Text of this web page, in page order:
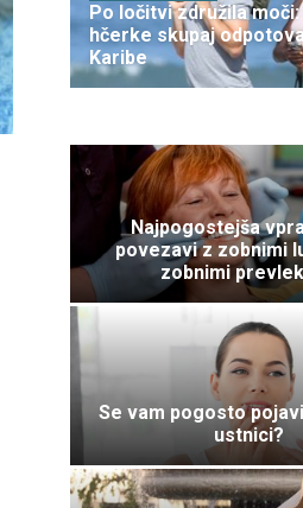
Po ločitvi združila
hčerke skupaj
Karibe
Najpogostejša
povezavi z zobnimi
zobnimi
Se vam pogosto
ustnici?